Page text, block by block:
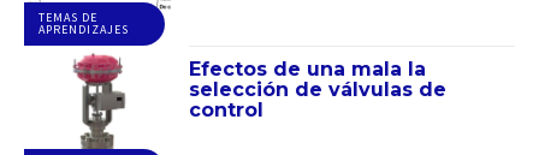
TEMAS DE
APRENDIZAJES
Efectos de una mala la
selección de válvulas de
control